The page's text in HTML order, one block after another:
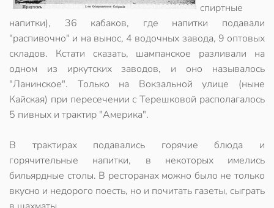
спиртные
напитки), 36 кабаков, где напитки подавали
"распивочно" и на вынос, 4 водочных завода, 9 оптовых
складов. Кстати сказать, шампанское разливали на
одном из иркутских заводов, и оно называлось
"Ланинское". Только на Вокзальной улице (ныне
Кайская) при пересечении с Терешковой располагалось
5 пивных и трактир "Америка".
В трактирах подавались горячие блюда и
горячительные напитки, в некоторых имелись
бильярдные столы. В ресторанах можно было не только
вкусно и недорого поесть, но и почитать газеты, сыграть